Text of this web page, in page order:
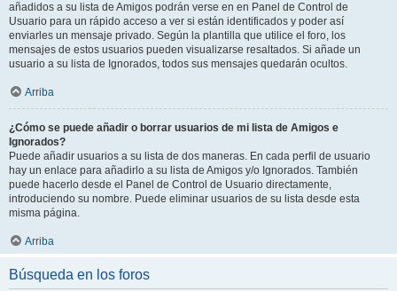
añadidos a su lista de Amigos podrán verse en en Panel de Control de
Usuario para un rápido acceso a ver si están identificados y poder así
enviarles un mensaje privado. Según la plantilla que utilice el foro, los
mensajes de estos usuarios pueden visualizarse resaltados. Si añade un
usuario a su lista de Ignorados, todos sus mensajes quedarán ocultos.
Arriba
¿Cómo se puede añadir o borrar usuarios de mi lista de Amigos e
Ignorados?
Puede añadir usuarios a su lista de dos maneras. En cada perfil de usuario
hay un enlace para añadirlo a su lista de Amigos y/o Ignorados. También
puede hacerlo desde el Panel de Control de Usuario directamente,
introduciendo su nombre. Puede eliminar usuarios de su lista desde esta
misma página.
Arriba
Búsqueda en los foros